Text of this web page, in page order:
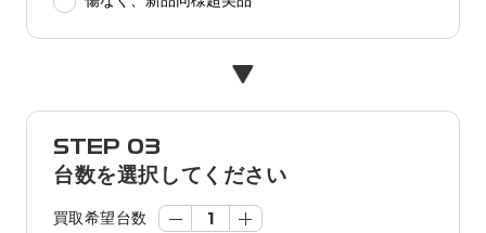
STEP 03
台数を選択してください
買取希望台数